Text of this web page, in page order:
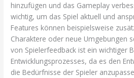
hinzufügen und das Gameplay
wichtig, um das Spiel aktuell und
Features können beispielsweise
Charaktere oder neue Umgebungen
von Spielerfeedback ist ein wichtiger
Entwicklungsprozesses, da es den
die Bedürfnisse der Spieler